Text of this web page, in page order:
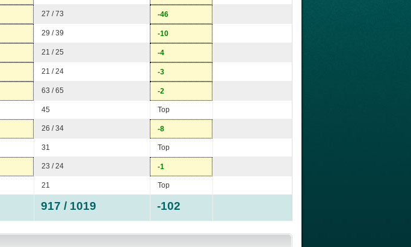
27 / 73 -46
29 / 39 -10
21 / 25 -4
21 / 24 -3
63 / 65 -2
45 Top
26 / 34 -8
31 Top
23 / 24 -1
21 Top
917 / 1019 -102